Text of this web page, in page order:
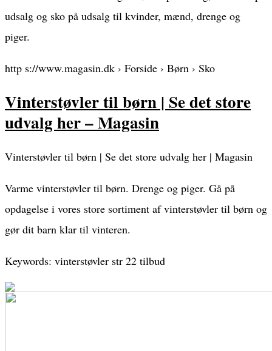
udsalg og sko på udsalg til kvinder, mænd, drenge og
piger.
http s://www.magasin.dk › Forside › Børn › Sko
Vinterstøvler til børn | Se det store
udvalg her – Magasin
Vinterstøvler til børn | Se det store udvalg her | Magasin
Varme vinterstøvler til børn. Drenge og piger. Gå på
opdagelse i vores store sortiment af vinterstøvler til børn og
gør dit barn klar til vinteren.
Keywords: vinterstøvler str 22 tilbud